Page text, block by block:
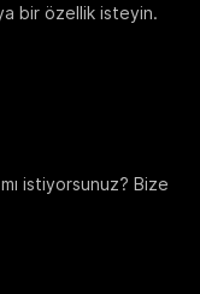
bir özellik isteyin.
istiyorsunuz? Bize